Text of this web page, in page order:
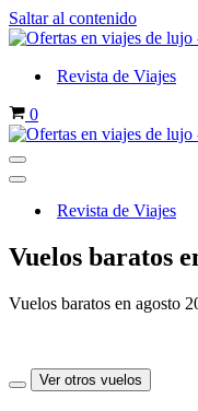
Saltar al contenido
Revista de Viajes
Carrito
0
Menú
de
Menú
navegaciónRevista de Viajes
Vuelos baratos
Vuelos baratos en agosto
Ver otros vuelos